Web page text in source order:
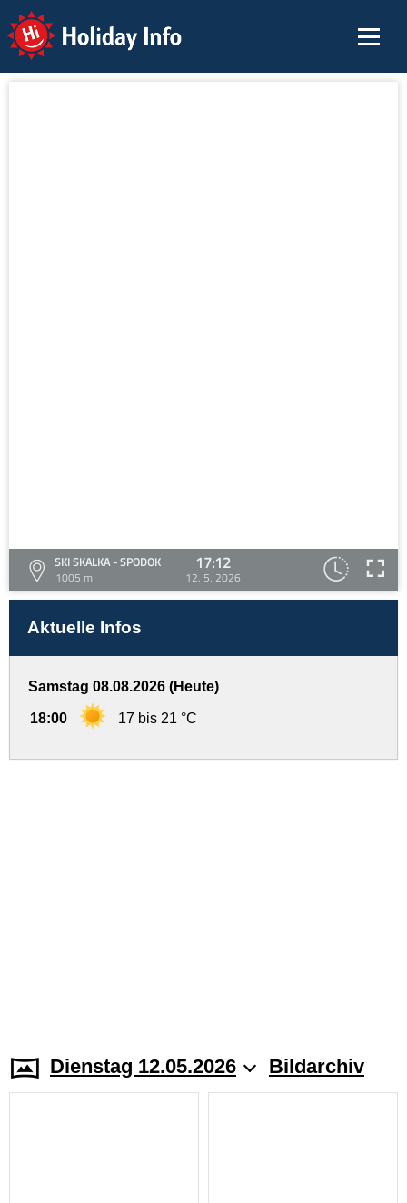
Holiday Info
SKI SKALKA - SPODOK
1005 m
17:12
12. 5. 2026
Aktuelle Infos
Samstag 08.08.2026 (Heute)
18:00 17 bis 21 °C
Dienstag 12.05.2026 Bildarchiv